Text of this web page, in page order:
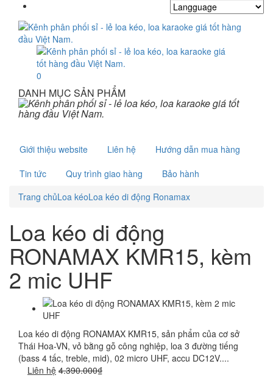
0
DANH MỤC SẢN PHẨM
Giới thiệu website Liên hệ
Hướng dẫn mua hàng
Tin tức
Quy trình giao hàng
Bảo hành
Trang chủLoa kéoLoa kéo di động Ronamax
Loa kéo di động
RONAMAX KMR15, kèm
2 mic UHF
Loa kéo di động RONAMAX KMR15, sản phẩm của cơ sở
Thái Hoa-VN, vỏ bằng gỗ công nghiệp, loa 3 đường tiếng
(bass 4 tấc, treble, mid), 02 micro UHF, accu DC12V....
Liên hệ 4.390.000₫